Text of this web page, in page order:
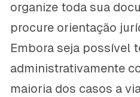
organize toda sua
procure orientação
Embora seja possível
administrativamente
maioria dos casos a